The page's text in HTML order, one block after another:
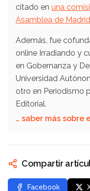
citado en una
Asamblea de
Además, fue
online Irradiando y
en Gobernanza y
Universidad
otro en Periodismo
Editorial.
… saber más sobre
Compartir
Facebook